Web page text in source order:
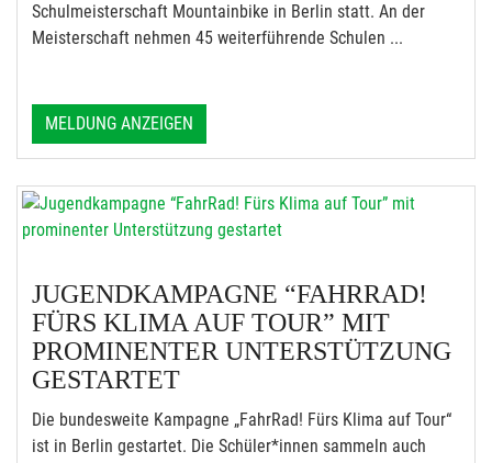
Schulmeisterschaft Mountainbike in Berlin statt. An der
Meisterschaft nehmen 45 weiterführende Schulen ...
MELDUNG ANZEIGEN
JUGENDKAMPAGNE “FAHRRAD!
FÜRS KLIMA AUF TOUR” MIT
PROMINENTER UNTERSTÜTZUNG
GESTARTET
Die bundesweite Kampagne „FahrRad! Fürs Klima auf Tour“
ist in Berlin gestartet. Die Schüler*innen sammeln auch